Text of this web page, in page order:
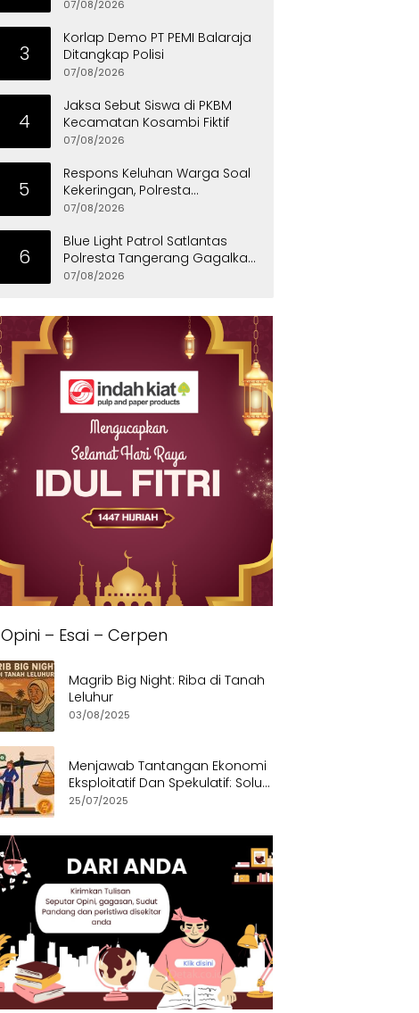
07/08/2026
3
Korlap Demo PT PEMI Balaraja
Ditangkap Polisi
07/08/2026
4
Jaksa Sebut Siswa di PKBM
Kecamatan Kosambi Fiktif
07/08/2026
5
Respons Keluhan Warga Soal
Kekeringan, Polresta
Tangerang Salurkan Bantuan
07/08/2026
6
Blue Light Patrol Satlantas
Polresta Tangerang Gagalkan
Aksi Curanmor, Dua Pria
07/08/2026
Opini – Esai – Cerpen
Magrib Big Night: Riba di Tanah
Leluhur
03/08/2025
Menjawab Tantangan Ekonomi
Eksploitatif Dan Spekulatif: Solusi
Etis dan Berkeadilan
25/07/2025